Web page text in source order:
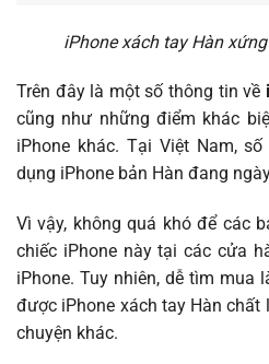
iPhone xách tay Hàn
Trên đây là một số thông tin về
cũng như những điểm khác
iPhone khác. Tại Việt Nam,
dụng iPhone bản Hàn đang
Vì vậy, không quá khó để các
chiếc iPhone này tại các cửa
iPhone. Tuy nhiên, dễ tìm mua
được iPhone xách tay Hàn
chuyện khác.